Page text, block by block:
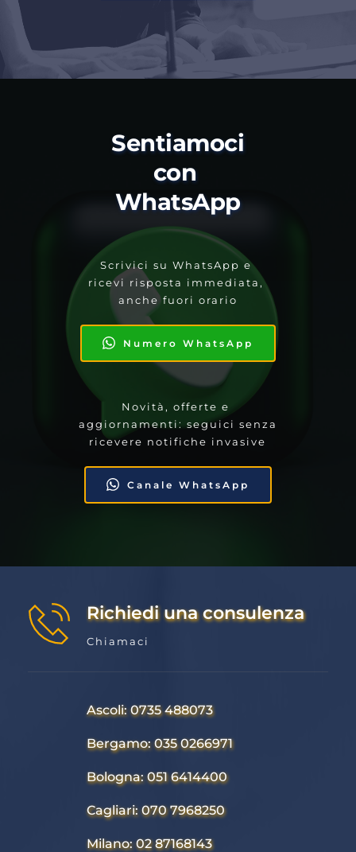
Sentiamoci
con
WhatsApp
Scrivici su WhatsApp e
ricevi risposta immediata,
anche fuori orario
Numero WhatsApp
Novità, offerte e
aggiornamenti: seguici senza
ricevere notifiche invasive
Canale WhatsApp
Richiedi una consulenza
Chiamaci
Ascoli: 0735 488073
Bergamo: 035 0266971
Bologna: 051 6414400
Cagliari: 070 7968250
Milano: 02 87168143